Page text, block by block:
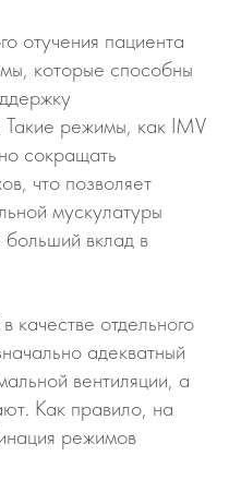
отучения пациента
которые способны
режимы, как IMV
сокращать
что позволяет
мускулатуры
вклад в
отдельного
адекватный
вентиляции, а
Как правило, на
режимов